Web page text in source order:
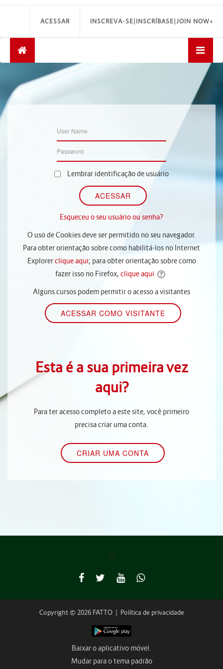
INSCREVA-SE|INSCRÍBASE|JOIN NOW<
ACESSAR
Lembrar identificação de usuário
Esqueceu o seu usuário ou senha?
O uso de Cookies deve ser permitido no seu navegador.
Para obter orientação sobre como habilitá-los no Internet
Explorerclique aqui; para obter orientação sobre como
fazer isso no Firefox, clique aqui
Alguns cursos podem permitir o acesso a visitantes
Esta é a sua primeira vez
aqui?
Para ter acesso completo a este site, você primeiro
precisa criar uma conta.
Copyright © 2026 FATTO | Política de privacidade
Baixar o aplicativo móvel.
Mudar para o tema padrão